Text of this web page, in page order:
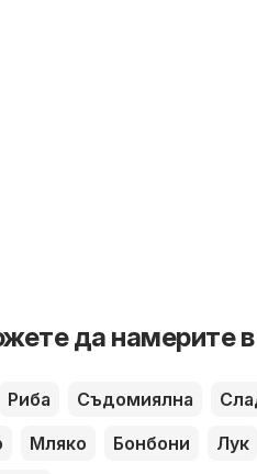
да намерите
Риба Съдомиялна
Мляко Бонбони Лук